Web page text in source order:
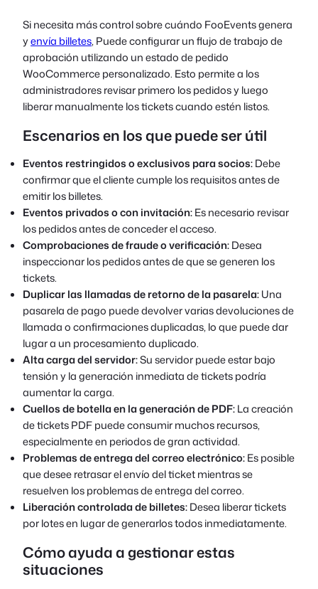
Czech
Si necesita más control sobre cuándo FooEvents genera
yenvía billetes, Puede configurar un flujo de trabajo de
aprobación utilizando un estado de pedido
WooCommerce personalizado. Esto permite a los
administradores revisar primero los pedidos y luego
liberar manualmente los tickets cuando estén listos.
Escenarios en los que puede ser útil
Eventos restringidos o exclusivos para socios:Debe
confirmar que el cliente cumple los requisitos antes de
emitir los billetes.
Eventos privados o con invitación:Es necesario revisar
los pedidos antes de conceder el acceso.
Comprobaciones de fraude o verificación:Desea
inspeccionar los pedidos antes de que se generen los
tickets.
Duplicar las llamadas de retorno de la pasarela:Una
pasarela de pago puede devolver varias devoluciones de
llamada o confirmaciones duplicadas, lo que puede dar
lugar a un procesamiento duplicado.
Alta carga del servidor:Su servidor puede estar bajo
tensión y la generación inmediata de tickets podría
aumentar la carga.
Cuellos de botella en la generación de PDF:La creación
de tickets PDF puede consumir muchos recursos,
especialmente en periodos de gran actividad.
Problemas de entrega del correo electrónico:Es posible
que desee retrasar el envío del ticket mientras se
resuelven los problemas de entrega del correo.
Liberación controlada de billetes:Desea liberar tickets
por lotes en lugar de generarlos todos inmediatamente.
Cómo ayuda a gestionar estas
situaciones